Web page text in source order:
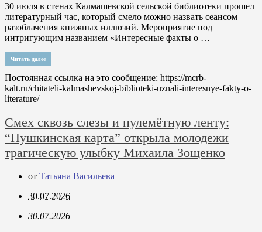
30 июля в стенах Калмашевской сельской библиотеки прошел
литературный час, который смело можно назвать сеансом
разоблачения книжных иллюзий. Мероприятие под
интригующим названием «Интересные факты о …
Читать далее
Постоянная ссылка на это сообщение: https://mcrb-
kalt.ru/chitateli-kalmashevskoj-biblioteki-uznali-interesnye-fakty-o-
literature/
Смех сквозь слезы и пулемётную ленту:
“Пушкинская карта” открыла молодежи
трагическую улыбку Михаила Зощенко
от Татьяна Васильева
30.07.2026
30.07.2026